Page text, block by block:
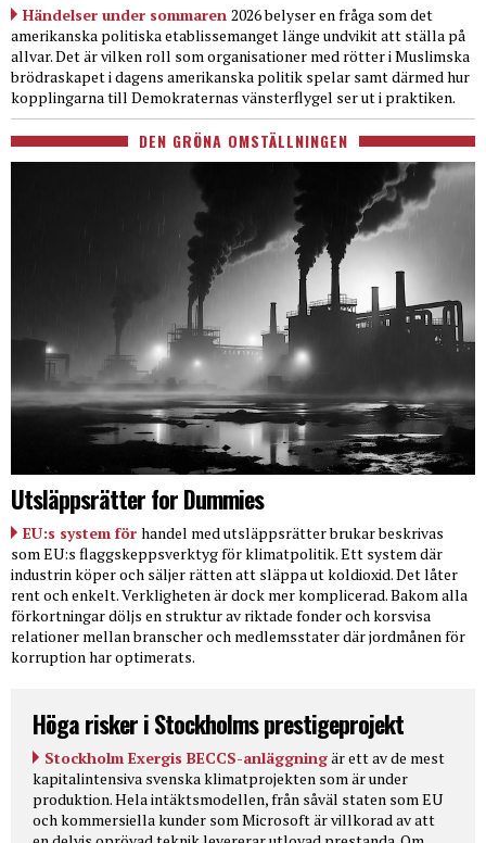
Händelser under sommaren 2026 belyser en fråga som det
amerikanska politiska etablissemanget länge undvikit att ställa på
allvar. Det är vilken roll som organisationer med rötter i Muslimska
brödraskapet i dagens amerikanska politik spelar samt därmed hur
kopplingarna till Demokraternas vänsterflygel ser ut i praktiken.
DEN GRÖNA OMSTÄLLNINGEN
Utsläppsrätter for Dummies
EU:s system för handel med utsläppsrätter brukar beskrivas
som EU:s flaggskeppsverktyg för klimatpolitik. Ett system där
industrin köper och säljer rätten att släppa ut koldioxid. Det låter
rent och enkelt. Verkligheten är dock mer komplicerad. Bakom alla
förkortningar döljs en struktur av riktade fonder och korsvisa
relationer mellan branscher och medlemsstater där jordmånen för
korruption har optimerats.
Höga risker i Stockholms prestigeprojekt
Stockholm Exergis BECCS-anläggningär ett av de mest
kapitalintensiva svenska klimatprojekten som är under
produktion. Hela intäktsmodellen, från såväl staten som EU
och kommersiella kunder som Microsoft är villkorad av att